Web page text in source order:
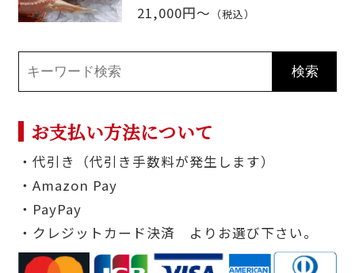
21,000円～ （税込）
お支払い方法について
・代引き（代引き手数料が発生します）
・Amazon Pay
・PayPay
・クレジットカード決済 よりお選び下さい。